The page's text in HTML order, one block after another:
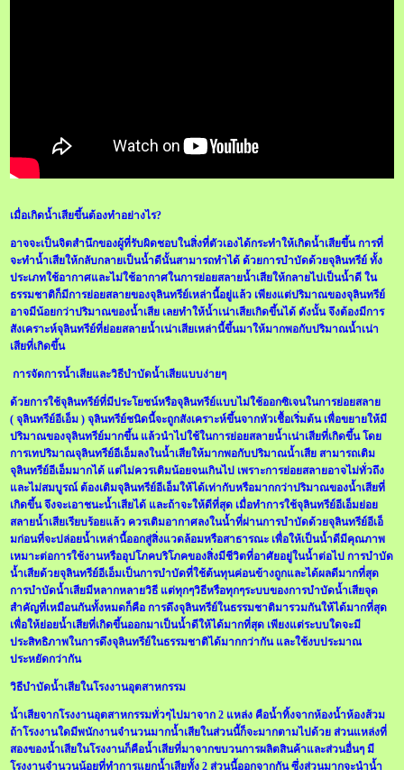
เมื่อเกิดน้ำเสียขึ้นต้องทำอย่างไร?
อาจจะเป็นจิตสำนึกของผู้ที่รับผิดชอบในสิ่งที่ตัวเองได้กระทำให้เกิดน้ำเสียขึ้น การที่
จะทำน้ำเสียให้กลับกลายเป็นน้ำดีนั้นสามารถทำได้ ด้วยการบำบัดด้วยจุลินทรีย์ ทั้ง
ประเภทใช้อากาศและไม่ใช้อากาศในการย่อยสลายน้ำเสียให้กลายไปเป็นน้ำดี ใน
ธรรมชาติก็มีการย่อยสลายของจุลินทรีย์เหล่านี้อยู่แล้ว เพียงแต่ปริมาณของจุลินทรีย์
อาจมีน้อยกว่าปริมาณของน้ำเสีย เลยทำให้น้ำเน่าเสียเกิดขึ้นได้ ดังนั้น จึงต้องมีการ
สังเคราะห์จุลินทรีย์ที่ย่อยสลายน้ำเน่าเสียเหล่านี้ขึ้นมาให้มากพอกับปริมาณน้ำเน่า
เสียที่เกิดขึ้น
การจัดการน้ำเสียและวิธีบําบัดน้ำเสียแบบง่ายๆ
ด้วยการใช้จุลินทรีย์ที่มีประโยชน์หรือจุลินทรีย์แบบไม่ใช้ออกซิเจนในการย่อยสลาย
( จุลินทรีย์อีเอ็ม ) จุลินทรีย์ชนิดนี้จะถูกสังเคราะห์ขึ้นจากหัวเชื้อเริ่มต้น เพื่อขยายให้มี
ปริมาณของจุลินทรีย์มากขึ้น แล้วนำไปใช้ในการย่อยสลายน้ำเน่าเสียที่เกิดขึ้น โดย
การเทปริมาณจุลินทรีย์อีเอ็มลงในน้ำเสียให้มากพอกับปริมาณน้ำเสีย สามารถเติม
จุลินทรีย์อีเอ็มมากได้ แต่ไม่ควรเติมน้อยจนเกินไป เพราะการย่อยสลายอาจไม่ทั่วถึง
และไม่สมบูรณ์ ต้องเติมจุลินทรีย์อีเอ็มให้ได้เท่ากับหรือมากกว่าปริมาณของน้ำเสียที่
เกิดขึ้น จึงจะเอาชนะน้ำเสียได้ และถ้าจะให้ดีที่สุด เมื่อทำการใช้จุลินทรีย์อีเอ็มย่อย
สลายน้ำเสียเรียบร้อยแล้ว ควรเติมอากาศลงในน้ำที่ผ่านการบำบัดด้วยจุลินทรีย์อีเอ็
มก่อนที่จะปล่อยน้ำเหล่านี้ออกสู่สิ่งแวดล้อมหรือสาธารณะ เพื่อให้เป็นน้ำดีมีคุณภาพ
เหมาะต่อการใช้งานหรืออุปโภคบริโภคของสิ่งมีชีวิตที่อาศัยอยู่ในน้ำต่อไป การบําบัด
น้ำเสียด้วยจุลินทรีย์อีเอ็มเป็นการบำบัดที่ใช้ต้นทุนค่อนข้างถูกและได้ผลดีมากที่สุด
การบำบัดน้ำเสียมีหลากหลายวิธี แต่ทุกๆวิธีหรือทุกๆระบบของการบำบัดน้ำเสียจุด
สำคัญที่เหมือนกันทั้งหมดก็คือ การดึงจุลินทรีย์ในธรรมชาติมารวมกันให้ได้มากที่สุด
เพื่อให้ย่อยน้ำเสียที่เกิดขึ้นออกมาเป็นน้ำดีให้ได้มากที่สุด เพียงแต่ระบบใดจะมี
ประสิทธิภาพในการดึงจุลินทรีย์ในธรรมชาติได้มากกว่ากัน และใช้งบประมาณ
ประหยัดกว่ากัน
วิธีบำบัดน้ำเสียในโรงงานอุตสาหกรรม
น้ำเสียจากโรงงานอุตสาหกรรมทั่วๆไปมาจาก 2 แหล่ง คือน้ำทิ้งจากห้องน้ำห้องส้วม
ถ้าโรงงานใดมีพนักงานจำนวนมากน้ำเสียในส่วนนี้ก็จะมากตามไปด้วย ส่วนแหล่งที่
สองของน้ำเสียในโรงงานก็คือน้ำเสียที่มาจากขบวนการผลิตสินค้าและส่วนอื่นๆ มี
โรงงานจำนวนน้อยที่ทำการแยกน้ำเสียทั้ง 2 ส่วนนี้ออกจากกัน ซึ่งส่วนมากจะนำน้ำ